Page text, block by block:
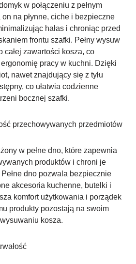
w połączeniu z pełnym
na płynne, ciche i bezpieczne
hałas i chroniąc przed
frontu szafki. Pełny wysuw
całej zawartości kosza, co
pracy w kuchni. Dzięki
nawet znajdujący się z tyłu
co ułatwia codzienne
bocznej szafki.
przechowywanych przedmiotów
w pełne dno, które zapewnia
produktów i chroni je
dno pozwala bezpiecznie
akcesoria kuchenne, butelki i
komfort użytkowania i porządek
produkty pozostają na swoim
kosza.